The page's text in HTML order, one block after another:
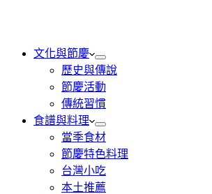
文化與節慶
歷史與傳說
節慶活動
傳統習慣
食譜與料理
當季食材
節慶特色料理
台灣小吃
本土推薦